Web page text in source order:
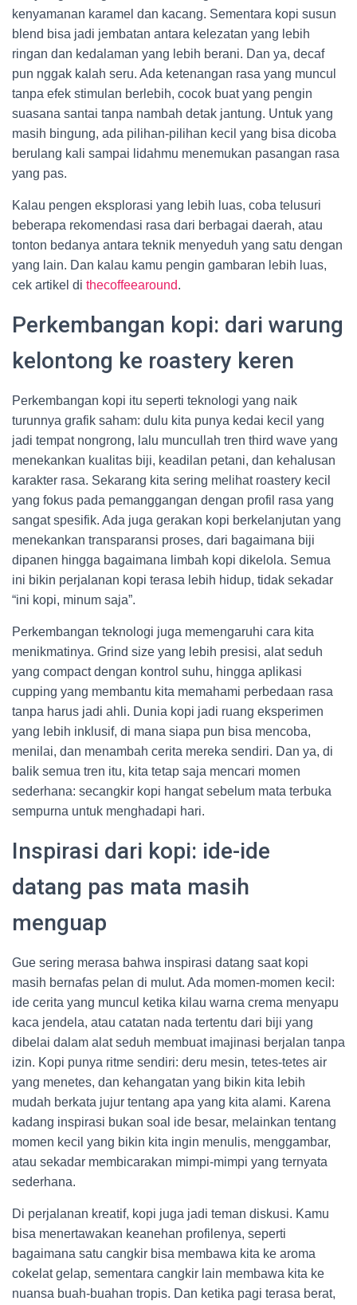
kenyamanan karamel dan kacang. Sementara kopi susun
blend bisa jadi jembatan antara kelezatan yang lebih
ringan dan kedalaman yang lebih berani. Dan ya, decaf
pun nggak kalah seru. Ada ketenangan rasa yang muncul
tanpa efek stimulan berlebih, cocok buat yang pengin
suasana santai tanpa nambah detak jantung. Untuk yang
masih bingung, ada pilihan-pilihan kecil yang bisa dicoba
berulang kali sampai lidahmu menemukan pasangan rasa
yang pas.
Kalau pengen eksplorasi yang lebih luas, coba telusuri
beberapa rekomendasi rasa dari berbagai daerah, atau
tonton bedanya antara teknik menyeduh yang satu dengan
yang lain. Dan kalau kamu pengin gambaran lebih luas,
cek artikel di thecoffeearound.
Perkembangan kopi: dari warung
kelontong ke roastery keren
Perkembangan kopi itu seperti teknologi yang naik
turunnya grafik saham: dulu kita punya kedai kecil yang
jadi tempat nongrong, lalu muncullah tren third wave yang
menekankan kualitas biji, keadilan petani, dan kehalusan
karakter rasa. Sekarang kita sering melihat roastery kecil
yang fokus pada pemanggangan dengan profil rasa yang
sangat spesifik. Ada juga gerakan kopi berkelanjutan yang
menekankan transparansi proses, dari bagaimana biji
dipanen hingga bagaimana limbah kopi dikelola. Semua
ini bikin perjalanan kopi terasa lebih hidup, tidak sekadar
“ini kopi, minum saja”.
Perkembangan teknologi juga memengaruhi cara kita
menikmatinya. Grind size yang lebih presisi, alat seduh
yang compact dengan kontrol suhu, hingga aplikasi
cupping yang membantu kita memahami perbedaan rasa
tanpa harus jadi ahli. Dunia kopi jadi ruang eksperimen
yang lebih inklusif, di mana siapa pun bisa mencoba,
menilai, dan menambah cerita mereka sendiri. Dan ya, di
balik semua tren itu, kita tetap saja mencari momen
sederhana: secangkir kopi hangat sebelum mata terbuka
sempurna untuk menghadapi hari.
Inspirasi dari kopi: ide-ide
datang pas mata masih
menguap
Gue sering merasa bahwa inspirasi datang saat kopi
masih bernafas pelan di mulut. Ada momen-momen kecil:
ide cerita yang muncul ketika kilau warna crema menyapu
kaca jendela, atau catatan nada tertentu dari biji yang
dibelai dalam alat seduh membuat imajinasi berjalan tanpa
izin. Kopi punya ritme sendiri: deru mesin, tetes-tetes air
yang menetes, dan kehangatan yang bikin kita lebih
mudah berkata jujur tentang apa yang kita alami. Karena
kadang inspirasi bukan soal ide besar, melainkan tentang
momen kecil yang bikin kita ingin menulis, menggambar,
atau sekadar membicarakan mimpi-mimpi yang ternyata
sederhana.
Di perjalanan kreatif, kopi juga jadi teman diskusi. Kamu
bisa menertawakan keanehan profilenya, seperti
bagaimana satu cangkir bisa membawa kita ke aroma
cokelat gelap, sementara cangkir lain membawa kita ke
nuansa buah-buahan tropis. Dan ketika pagi terasa berat,